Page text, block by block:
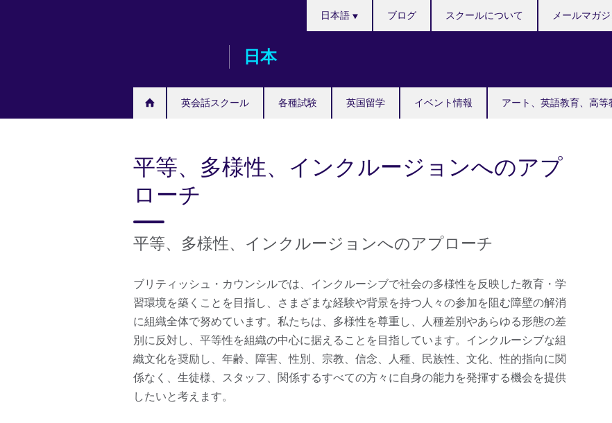
日本
英会話スクール 各種試験 英国留学 イベント情報 アート、英語教育、高等
Languages
日本語 ブログ スクールについて メールマガ
平等、多様性、インクルージョンへのアプ
ローチ
平等、多様性、インクルージョンへのアプローチ
ブリティッシュ・カウンシルでは、インクルーシブで社会の多様性を反映した教育・学
習環境を築くことを目指し、さまざまな経験や背景を持つ人々の参加を阻む障壁の解消
に組織全体で努めています。私たちは、多様性を尊重し、人種差別やあらゆる形態の差
別に反対し、平等性を組織の中心に据えることを目指しています。インクルーシブな組
織文化を奨励し、年齢、障害、性別、宗教、信念、人種、民族性、文化、性的指向に関
係なく、生徒様、スタッフ、関係するすべての方々に自身の能力を発揮する機会を提供
したいと考えます。